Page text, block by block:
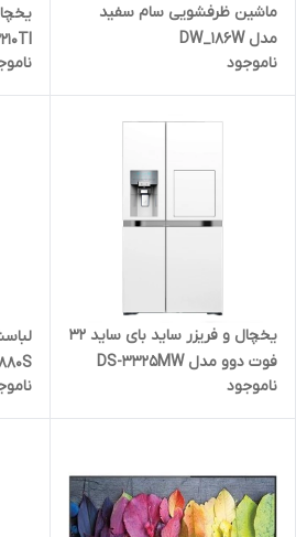
ماشین ظرفشویی سام سفید
مدل DW_186W
ناموجود
یخچال و فریزر ساید بای ساید 32
فوت دوو مدل DS-3325MW
ناموجود